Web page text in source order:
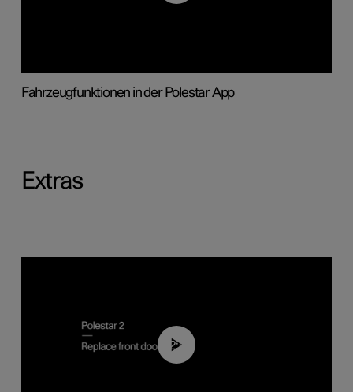
Fahrzeugfunktionen in der Polestar App
Extras
02:01